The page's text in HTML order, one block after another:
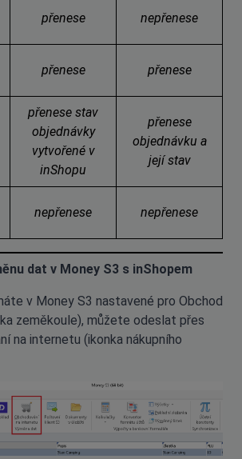
přenese nepřenese
přenese přenese
přenese stav
objednávky
vytvořené v
inShopu
přenese
objednávku a
její stav
nepřenese nepřenese
dat v Money S3 s inShopem
v Money S3 nastavené pro Obchod
zeměkoule), můžete odeslat přes
na internetu (ikonka nákupního